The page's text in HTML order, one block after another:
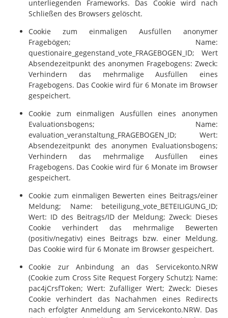
unterliegenden Frameworks. Das Cookie wird nach
Schließen des Browsers gelöscht.
Cookie zum einmaligen Ausfüllen anonymer
Fragebögen; Name:
questionaire_gegenstand_vote_FRAGEBOGEN_ID; Wert
Absendezeitpunkt des anonymen Fragebogens: Zweck:
Verhindern das mehrmalige Ausfüllen eines
Fragebogens. Das Cookie wird für 6 Monate im Browser
gespeichert.
Cookie zum einmaligen Ausfüllen eines anonymen
Evaluationsbogens; Name:
evaluation_veranstaltung_FRAGEBOGEN_ID; Wert:
Absendezeitpunkt des anonymen Evaluationsbogens;
Verhindern das mehrmalige Ausfüllen eines
Fragebogens. Das Cookie wird für 6 Monate im Browser
gespeichert.
Cookie zum einmaligen Bewerten eines Beitrags/einer
Meldung; Name: beteiligung_vote_BETEILIGUNG_ID;
Wert: ID des Beitrags/ID der Meldung; Zweck: Dieses
Cookie verhindert das mehrmalige Bewerten
(positiv/negativ) eines Beitrags bzw. einer Meldung.
Das Cookie wird für 6 Monate im Browser gespeichert.
Cookie zur Anbindung an das Servicekonto.NRW
(Cookie zum Cross Site Request Forgery Schutz); Name:
pac4jCrsfToken; Wert: Zufälliger Wert; Zweck: Dieses
Cookie verhindert das Nachahmen eines Redirects
nach erfolgter Anmeldung am Servicekonto.NRW. Das